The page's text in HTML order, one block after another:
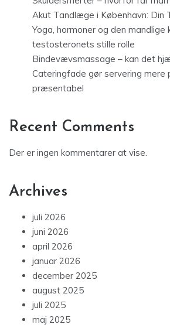
Akut Tandlæge i København: Din
Yoga, hormoner og den
testosteronets stille rolle
Bindevævsmassage – kan det
Cateringfade gør servering mere
præsentabel
Recent Comments
Der er ingen kommentarer at vise.
Archives
juli 2026
juni 2026
april 2026
januar 2026
december 2025
august 2025
juli 2025
maj 2025